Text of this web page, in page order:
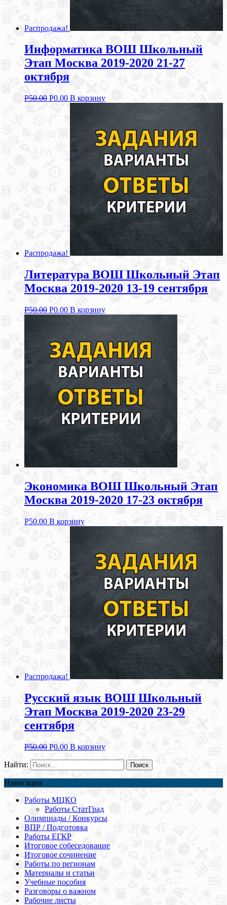
Распродажа!
Информатика ВОШ Школьный
Этап Москва 2019-2020 21-27
октября
Р50.00 Р0.00 В корзину
Распродажа!
Литература ВОШ Школьный Этап
Москва 2019-2020 13-19 сентября
Р50.00 Р0.00 В корзину
Экономика ВОШ Школьный Этап
Москва 2019-2020 17-23 октября
Р50.00 В корзину
Распродажа!
Русский язык ВОШ Школьный
Этап Москва 2019-2020 23-29
сентября
Р50.00 Р0.00 В корзину
Найти:
Навигация
Работы МЦКО
Работы СтатГрад
Олимпиады / Конкурсы
ВПР / Подготовка
Работы ЕГКР
Итоговое собеседование
Итоговое сочинение
Работы по регионам
Материалы и статьи
Учебные пособия
Разговоры о важном
Рабочие листы